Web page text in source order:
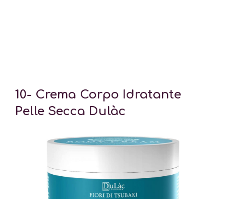
10- Crema Corpo Idratante
Pelle Secca Dulàc